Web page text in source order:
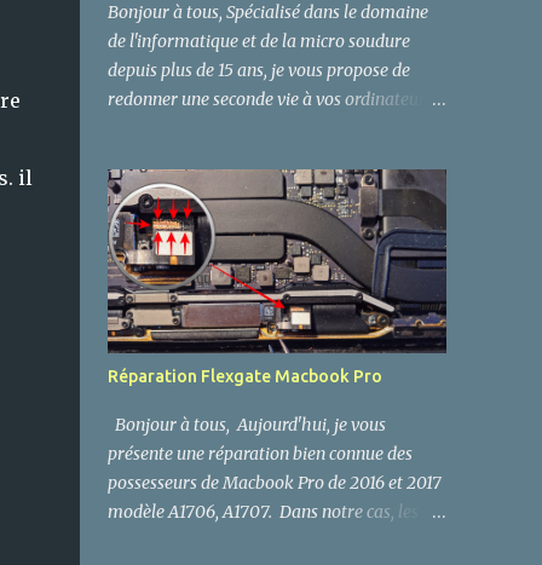
il
Bonjour à tous, Spécialisé dans le domaine
de l'informatique et de la micro soudure
depuis plus de 15 ans, je vous propose de
redonner une seconde vie à vos ordinateurs,
Paris Réparateur de produits électroniques
Réparation électronique et Micro soudure
CMS : - DC Power Jack (Connecteur
d'alimentation). - Connecteur LVDS - Ports
USB 2.0 et 3.0, Micro USB et Mini USB. -
Ports HDMI (Playstation PS4, Xbox, PC,
iMac, Macbook Pro , TV - Ports SATA et
eSata - Connecteur Batterie Macbook Pro,
PC, iPhone et Android... - Ports VGA DVI,
Prise Jack Audio. - Connecteur Réseau RJ45,
RJ11. - Chipset, Diode, Mosfet... - Connecteur
Iphone, Ipod, Ipad, android... - Réparation
Réparation Flexgate Macbook Pro
Bonjour à tous, Aujourd'hui, je vous
présente une réparation bien connue des
possesseurs de Macbook Pro de 2016 et 2017
modèle A1706, A1707. Dans notre cas, les